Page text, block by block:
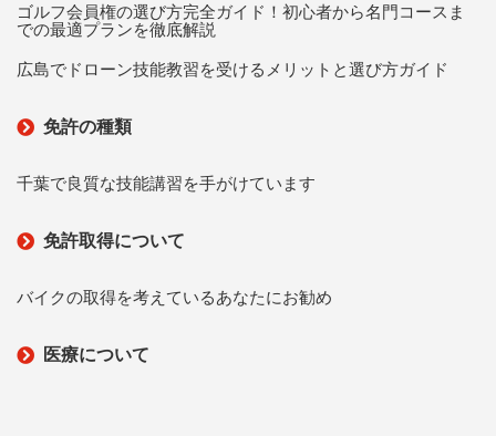
ゴルフ会員権の選び方完全ガイド！初心者から名門コースま
での最適プランを徹底解説
広島でドローン技能教習を受けるメリットと選び方ガイド
免許の種類
千葉で良質な技能講習を手がけています
免許取得について
バイクの取得を考えているあなたにお勧め
医療について